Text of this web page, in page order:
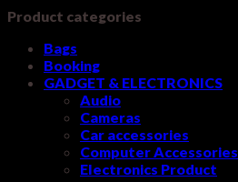
Product categories
Bags
Booking
GADGET & ELECTRONICS
Audio
Cameras
Car accessories
Computer Accessories
Electronics Product